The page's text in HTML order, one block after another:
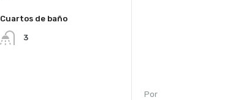
Cuartos de baño
3
Por